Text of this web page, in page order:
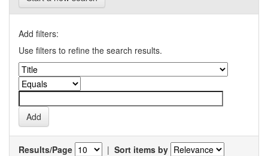
Add filters:
Use filters to refine the search results.
Results/Page | Sort items by